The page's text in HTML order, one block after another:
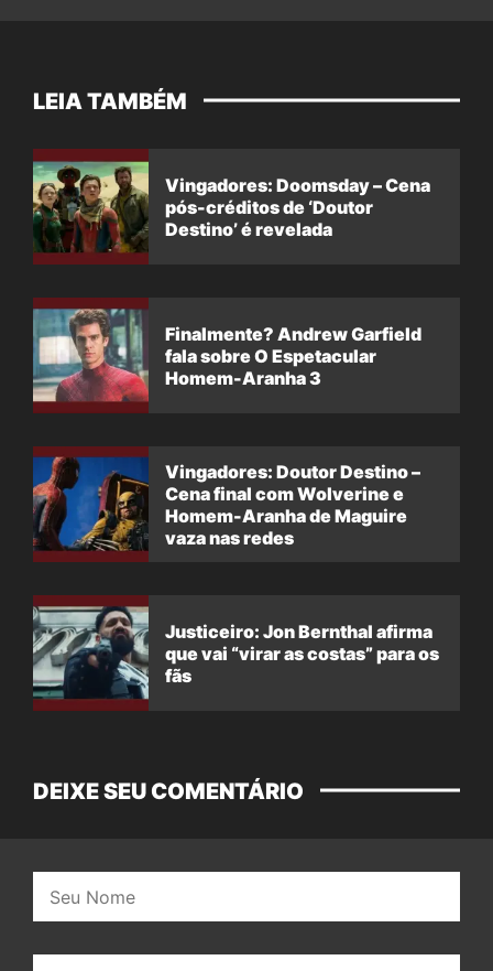
LEIA TAMBÉM
Vingadores: Doomsday – Cena
pós-créditos de ‘Doutor
Destino’ é revelada
Finalmente? Andrew Garfield
fala sobre O Espetacular
Homem-Aranha 3
Vingadores: Doutor Destino –
Cena final com Wolverine e
Homem-Aranha de Maguire
vaza nas redes
Justiceiro: Jon Bernthal afirma
que vai “virar as costas” para os
fãs
DEIXE SEU COMENTÁRIO